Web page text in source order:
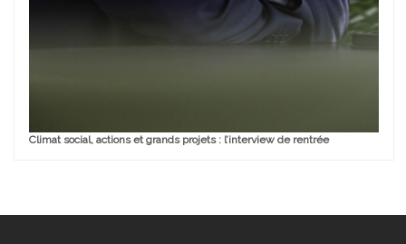
Climat social, actions et grands projets : l’interview de rentrée